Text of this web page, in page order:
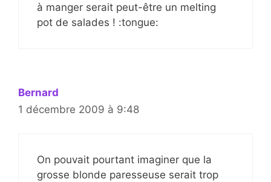
à manger serait peut-être un melting
pot de salades ! :tongue:
Bernard
1 décembre 2009 à 9:48
On pouvait pourtant imaginer que la
grosse blonde paresseuse serait trop